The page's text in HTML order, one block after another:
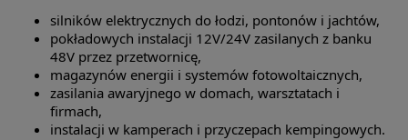
silników elektrycznych do łodzi, pontonów i jachtów,
pokładowych instalacji 12V/24V zasilanych z banku
48V przez przetwornicę,
magazynów energii i systemów fotowoltaicznych,
zasilania awaryjnego w domach, warsztatach i
firmach,
instalacji w kamperach i przyczepach kempingowych.